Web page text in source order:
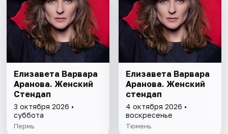
Елизавета Варвара
Аранова. Женский
Стендап
3 октября 2026 •
суббота
Пермь
Елизавета Варвара
Аранова. Женский
стендап
4 октября 2026 •
воскресенье
Тюмень